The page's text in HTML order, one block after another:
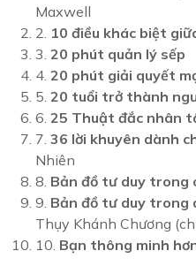
Maxwell
2. 10 điều khác biệt
3. 20 phút quản lý sếp
4. 20 phút giải quyết
5. 20 tuổi trở thành
6. 25 Thuật đắc nhân
7. 36 lời khuyên dành
Nhiên
8. Bản đồ tư duy trong
9. Bản đồ tư duy trong
Thụy Khánh Chương
10. Bạn thông minh